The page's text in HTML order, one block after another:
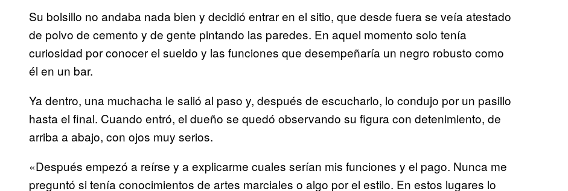
Su bolsillo no andaba nada bien y decidió entrar en el sitio, que desde fuera se veía atestado
de polvo de cemento y de gente pintando las paredes. En aquel momento solo tenía
curiosidad por conocer el sueldo y las funciones que desempeñaría un negro robusto como
él en un bar.
Ya dentro, una muchacha le salió al paso y, después de escucharlo, lo condujo por un pasillo
hasta el final. Cuando entró, el dueño se quedó observando su figura con detenimiento, de
arriba a abajo, con ojos muy serios.
«Después empezó a reírse y a explicarme cuales serían mis funciones y el pago. Nunca me
preguntó si tenía conocimientos de artes marciales o algo por el estilo. En estos lugares lo